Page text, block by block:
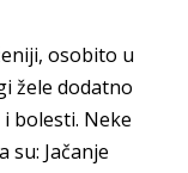
osobito u
žele dodatno
bolesti. Neke
Jačanje